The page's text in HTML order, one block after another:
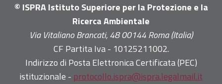
© ISPRA Istituto Superiore per la Protezione e la
Ricerca Ambientale
Via Vitaliano Brancati, 48 00144 Roma (Italia)
CF Partita Iva - 10125211002.
Indirizzo di Posta Elettronica Certificata (PEC)
istituzionale - protocollo.ispra@ispra.legalmail.it